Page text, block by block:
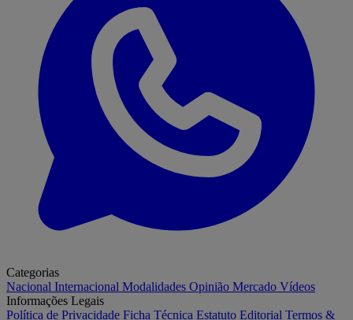
Categorias
Nacional Internacional Modalidades Opinião Mercado Vídeos
Informações Legais
Política de Privacidade Ficha Técnica Estatuto Editorial Termos &